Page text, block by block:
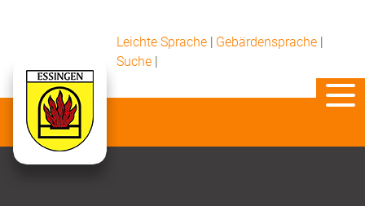
Leichte Sprache | Gebärdensprache |
Suche |